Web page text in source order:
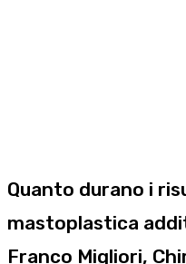
Quanto durano i
mastoplastica
Franco Migliori,